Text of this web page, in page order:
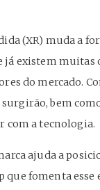
(XR) muda a
já existem
do mercado.
bem
com a tecnologia.
ajuda a
fomenta esse